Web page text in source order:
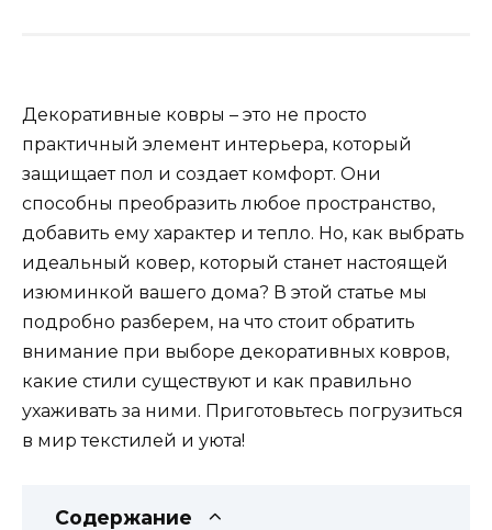
Декоративные ковры – это не просто
практичный элемент интерьера, который
защищает пол и создает комфорт. Они
способны преобразить любое пространство,
добавить ему характер и тепло. Но, как выбрать
идеальный ковер, который станет настоящей
изюминкой вашего дома? В этой статье мы
подробно разберем, на что стоит обратить
внимание при выборе декоративных ковров,
какие стили существуют и как правильно
ухаживать за ними. Приготовьтесь погрузиться
в мир текстилей и уюта!
Содержание